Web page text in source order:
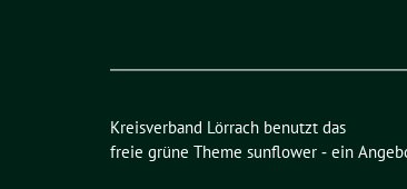
Kreisverband Lörrach benutzt das
freie grüne Theme sunflower ‐ ein